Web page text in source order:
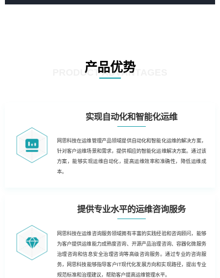
产品优势
PRODUCT ADVANTAGES
实现自动化和智能化运维
网思科技在运维管理产品领域提供自动化和智能化运维的解决方案，
针对客户运维场景和需求，提供相应的智能化运维解决方案。通过该
方案，能够实现运维自动化，提高运维效率和准确性，降低运维成
本。
提供专业水平的运维咨询服务
网思科技在运维咨询服务领域拥有丰富的实践经验和咨询顾问，能够
为客户提供运维能力成熟度咨询、开源产品治理咨询、容器化微服务
治理咨询和信息安全治理咨询等高级咨询服务。通过专业的咨询服
务，网思科技能够指导客户IT现代化发展方向和实现路径，提出专业
规范标准和治理建议，帮助客户提高运维管理水平。